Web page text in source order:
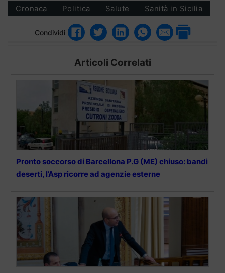
Cronaca Politica Salute Sanità in Sicilia
Condividi
Articoli Correlati
Pronto soccorso di Barcellona P.G (ME) chiuso: bandi
deserti, l’Asp ricorre ad agenzie esterne